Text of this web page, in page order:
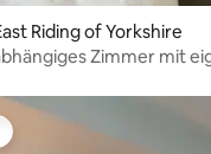
Riding of Yorkshire
Zimmer mit